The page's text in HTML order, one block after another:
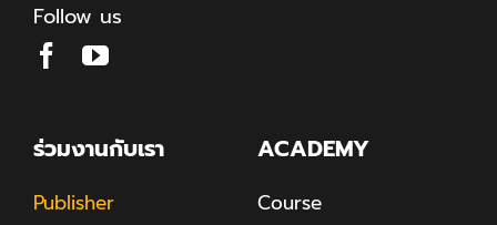
Follow us
ร่วมงานกับเรา
Publisher
ACADEMY
Course